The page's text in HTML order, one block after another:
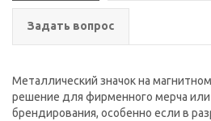
Задать вопрос
Металлический значок на
решение для фирменного мерча или
брендирования, особенно если в